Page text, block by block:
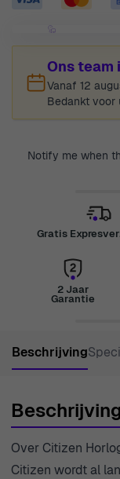
Ons team
Vanaf 12
Bedankt voor
Notify me when
Gratis
2 Jaar
Garantie
Beschrijving
Beschrijving
Over Citizen
Citizen wordt al